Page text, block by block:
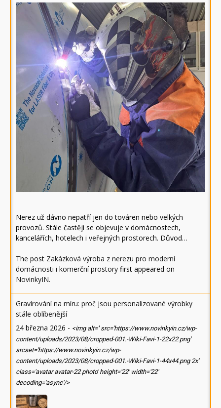
Nerez už dávno nepatří jen do továren nebo velkých
provozů. Stále častěji se objevuje v domácnostech,
kancelářích, hotelech i veřejných prostorech. Důvod…
The post Zakázková výroba z nerezu pro moderní
domácnosti i komerční prostory first appeared on
NovinkyIN.
Gravírování na míru: proč jsou personalizované výrobky
stále oblíbenější
24 března 2026 - <img alt='' src='https://www.novinkyin.cz/wp-
content/uploads/2023/08/cropped-001.-Wiki-Favi-1-22x22.png'
srcset='https://www.novinkyin.cz/wp-
content/uploads/2023/08/cropped-001.-Wiki-Favi-1-44x44.png 2x'
class='avatar avatar-22 photo' height='22' width='22'
decoding='async'/>